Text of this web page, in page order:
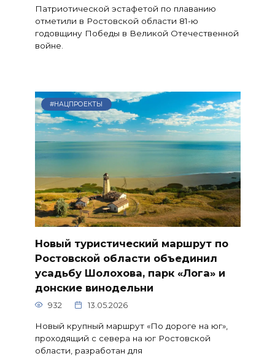
Патриотической эстафетой по плаванию
отметили в Ростовской области 81-ю
годовщину Победы в Великой Отечественной
войне.
#НАЦПРОЕКТЫ
Новый туристический маршрут по
Ростовской области объединил
усадьбу Шолохова, парк «Лога» и
донские винодельни
932 13.05.2026
Новый крупный маршрут «По дороге на юг»,
проходящий с севера на юг Ростовской
области, разработан для